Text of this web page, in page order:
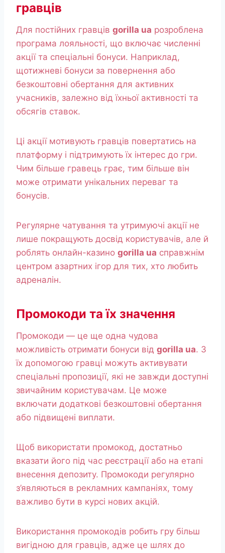
гравців
Для постійних гравців gorilla ua розроблена
програма лояльності, що включає численні
акції та спеціальні бонуси. Наприклад,
щотижневі бонуси за повернення або
безкоштовні обертання для активних
учасників, залежно від їхньої активності та
обсягів ставок.
Ці акції мотивують гравців повертатись на
платформу і підтримують їх інтерес до гри.
Чим більше гравець грає, тим більше він
може отримати унікальних переваг та
бонусів.
Регулярне чатування та утримуючі акції не
лише покращують досвід користувачів, але й
роблять онлайн-казино gorilla ua справжнім
центром азартних ігор для тих, хто любить
адреналін.
Промокоди та їх значення
Промокоди — це ще одна чудова
можливість отримати бонуси від gorilla ua. З
їх допомогою гравці можуть активувати
спеціальні пропозиції, які не завжди доступні
звичайним користувачам. Це може
включати додаткові безкоштовні обертання
або підвищені виплати.
Щоб використати промокод, достатньо
вказати його під час реєстрації або на етапі
внесення депозиту. Промокоди регулярно
з’являються в рекламних кампаніях, тому
важливо бути в курсі нових акцій.
Використання промокодів робить гру більш
вигідною для гравців, адже це шлях до